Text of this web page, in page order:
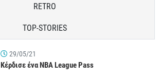
RETRO
TOP-STORIES
29/05/21
Κέρδισε ένα NBA League Pass